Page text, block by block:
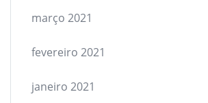
março 2021
fevereiro 2021
janeiro 2021